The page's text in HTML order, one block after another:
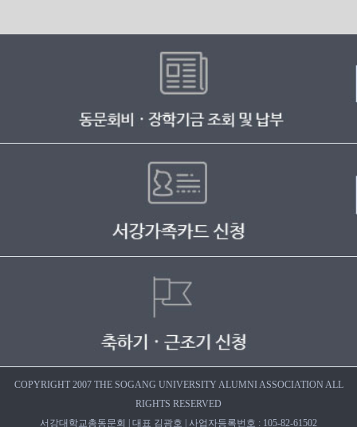
COPYRIGHT 2007 THE SOGANG UNIVERSITY ALUMNI ASSOCIATION ALL
RIGHTS RESERVED
서강대학교총동문회 | 대표 김광호 | 사업자등록번호 : 105-82-61502